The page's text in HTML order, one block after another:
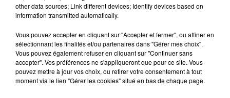
7 août 2026
LE MAGASIN JOUÉCLUB DE REIMS FERME
SES PORTES
C'était l'une des institutions du centre-ville
other data sources; Link different devices; Identify devices based on
information transmitted automatically.
Vous pouvez accepter en cliquant sur "Accepter et fermer", ou affiner en
sélectionnant les finalités et/ou partenaires dans "Gérer mes choix".
Vous pouvez également refuser en cliquant sur "Continuer sans
accepter". Vos préférences ne s'appliqueront que pour ce site. Vous
pouvez mettre à jour vos choix, ou retirer votre consentement à tout
moment via le lien "Gérer les cookies" situé en bas de chaque page.